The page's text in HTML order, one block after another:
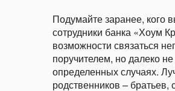
Подумайте заранее, кого
сотрудники банка «Хоум
возможности связаться
поручителем, но далеко
определенных случаях.
родственников –